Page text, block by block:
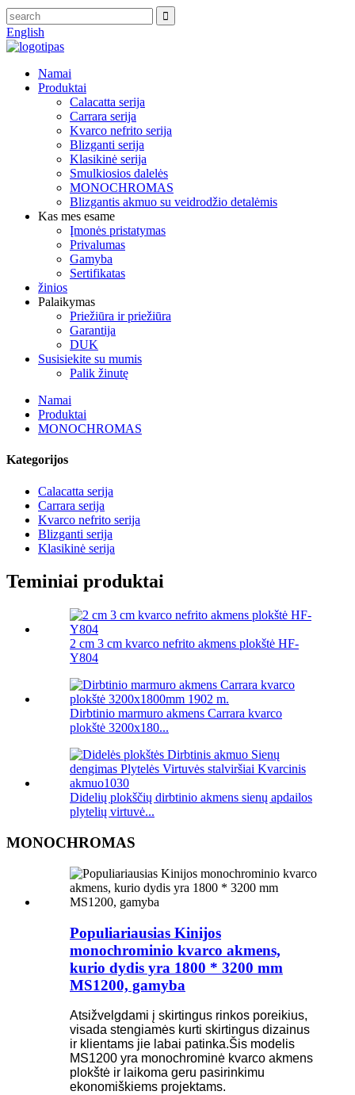
English
Namai
Produktai
Calacatta serija
Carrara serija
Kvarco nefrito serija
Blizganti serija
Klasikinė serija
Smulkiosios dalelės
MONOCHROMAS
Blizgantis akmuo su veidrodžio detalėmis
Kas mes esame
Įmonės pristatymas
Privalumas
Gamyba
Sertifikatas
žinios
Palaikymas
Priežiūra ir priežiūra
Garantija
DUK
Susisiekite su mumis
Palik žinutę
Namai
Produktai
MONOCHROMAS
Kategorijos
Calacatta serija
Carrara serija
Kvarco nefrito serija
Blizganti serija
Klasikinė serija
Teminiai produktai
2 cm 3 cm kvarco nefrito akmens plokštė HF-
Y804
Dirbtinio marmuro akmens Carrara kvarco
plokštė 3200x180...
Didelių plokščių dirbtinio akmens sienų apdailos
plytelių virtuvė...
MONOCHROMAS
Populiariausias Kinijos
monochrominio kvarco akmens,
kurio dydis yra 1800 * 3200 mm
MS1200, gamyba
Atsižvelgdami į skirtingus rinkos poreikius,
visada stengiamės kurti skirtingus dizainus
ir klientams jie labai patinka.Šis modelis
MS1200 yra monochrominė kvarco akmens
plokštė ir laikoma geru pasirinkimu
ekonomiškiems projektams.